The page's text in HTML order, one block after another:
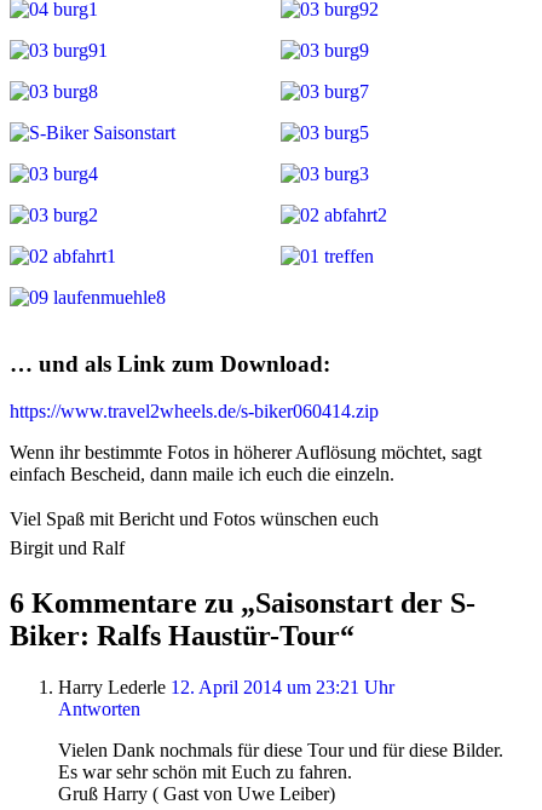
… und als Link zum Download:
https://www.travel2wheels.de/s-biker060414.zip
Wenn ihr bestimmte Fotos in höherer Auflösung möchtet, sagt
einfach Bescheid, dann maile ich euch die einzeln.
Viel Spaß mit Bericht und Fotos wünschen euch
Birgit und Ralf
6 Kommentare zu „Saisonstart der S-
Biker: Ralfs Haustür-Tour“
Harry Lederle 12. April 2014 um 23:21 Uhr
Antworten
Vielen Dank nochmals für diese Tour und für diese Bilder.
Es war sehr schön mit Euch zu fahren.
Gruß Harry ( Gast von Uwe Leiber)